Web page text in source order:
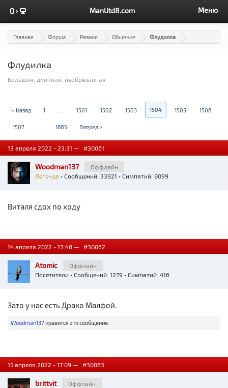
ManUtd8.com Меню
Главная Форум Разное Общение Флудилка
Флудилка
Большая, длинная, необрезанная
< Назад 1 1501 1502 1503 1504 1505 1506
1507 1685 Вперед >
13 апреля 2022 - 23:31 — #30061
Woodman137
Оффлайн
Легенда • Сообщений: 33921 • Симпатий: 8099
Виталя сдох по ходу
14 апреля 2022 - 13:48 — #30062
Atomic
Оффлайн
Посетители • Сообщений: 1279 • Симпатий: 416
Зато у нас есть Драко Малфой.
Woodman137нравится это сообщение.
15 апреля 2022 - 17:09 — #30063
brittvit
Оффлайн